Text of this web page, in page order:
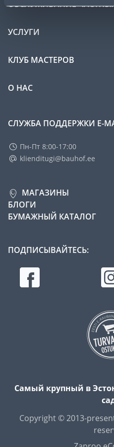
ОБСЛУЖИВАНИЕ
УСЛУГИ
КЛУБ МАСТЕРОВ
О НАС
СЛУЖБА ПОДДЕРЖКИ Е-
Пн-Пт 8:00-17:00
klienditugi@bauhof.ee
МАГАЗИНЫ
БЛОГИ
БУМАЖНЫЙ КАТАЛОГ
ПОДПИСЫВАЙТЕСЬ:
Самый крупный в
Copyright © 2013-